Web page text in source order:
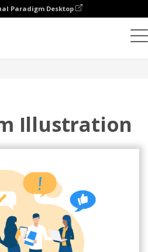
Paradigm Desktop
Illustration